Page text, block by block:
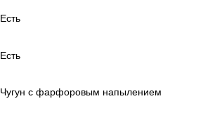
Есть
Есть
Чугун с фарфоровым напылением